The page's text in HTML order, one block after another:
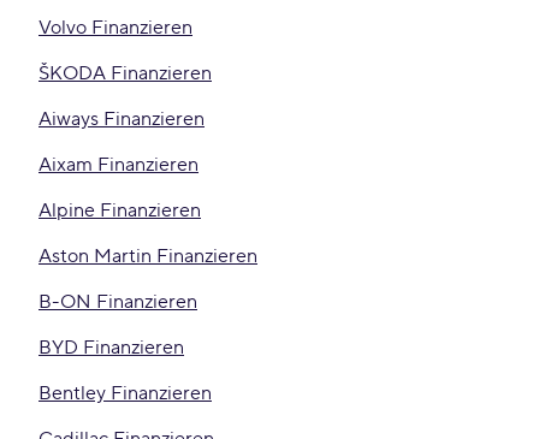
Volvo Finanzieren
ŠKODA Finanzieren
Aiways Finanzieren
Aixam Finanzieren
Alpine Finanzieren
Aston Martin Finanzieren
B-ON Finanzieren
BYD Finanzieren
Bentley Finanzieren